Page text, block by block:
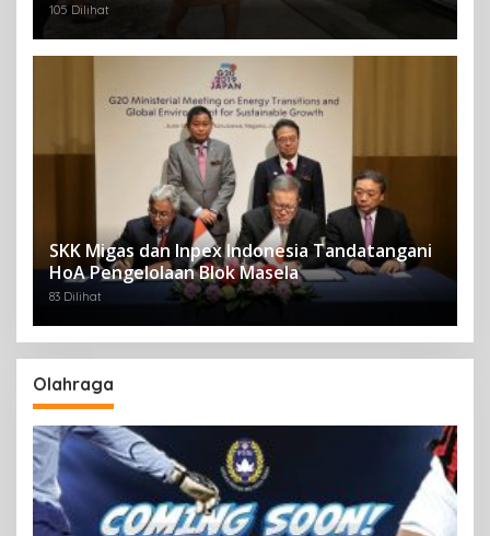
105 Dilihat
SKK Migas dan Inpex Indonesia Tandatangani
HoA Pengelolaan Blok Masela
83 Dilihat
Olahraga